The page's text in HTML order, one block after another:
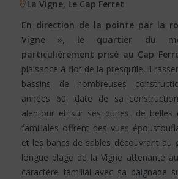
La Vigne, Le Cap Ferret
En direction de la pointe par la
Vigne », le quartier du
particulièrement prisé au Cap
plaisance à flot de la presqu’île, il
bassins de nombreuses
années 60, date de sa
alentour et sur ses dunes, de belles
familiales offrent des vues
et les bancs de sables découvrant au
longue plage de la Vigne attenante
caractère familial avec sa baignade